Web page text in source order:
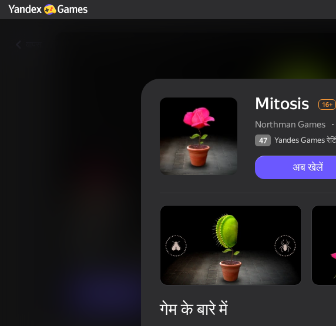
4,5 खिलाड़ियों की रेटिंग 16+
Northman Games
Mitosis 16+
Northman Games ·
47 Yandes Games
अब खेलें
गेम के बारे में